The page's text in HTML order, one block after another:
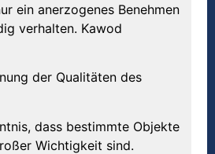
ein anerzogenes Benehmen
verhalten. Kawod
der Qualitäten des
dass bestimmte Objekte
Wichtigkeit sind.